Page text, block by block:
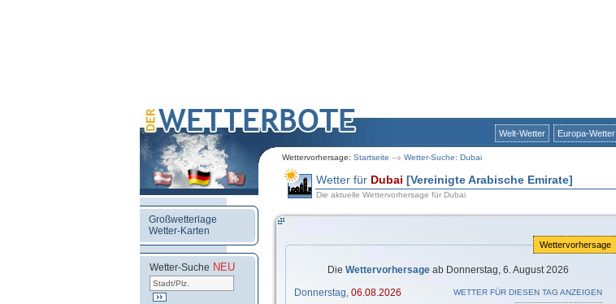
Welt-Wetter Europa-Wetter
Wettervorhersage: Startseite Wetter-Suche: Dubai
Großwetterlage
Wetter-Karten
Wetter-Suche NEU
Wetter für Dubai [Vereinigte Arabische Emirate]
Die aktuelle Wettervorhersage für Dubai
Wettervorhersage
Die Wettervorhersage ab Donnerstag, 6. August 2026
Donnerstag, 06.08.2026
WETTER FÜR DIESEN TAG ANZEIGEN